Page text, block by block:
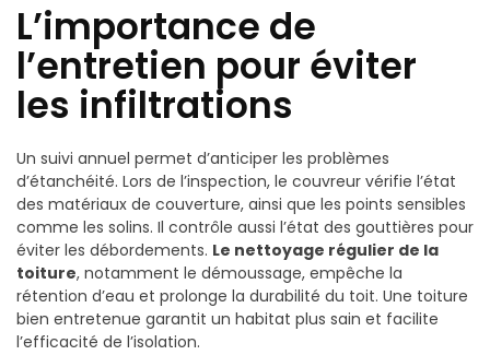
L’importance de
l’entretien pour éviter
les infiltrations
Un suivi annuel permet d’anticiper les problèmes
d’étanchéité. Lors de l’inspection, le couvreur vérifie l’état
des matériaux de couverture, ainsi que les points sensibles
comme les solins. Il contrôle aussi l’état des gouttières pour
éviter les débordements. Le nettoyage régulier de la
toiture, notamment le démoussage, empêche la
rétention d’eau et prolonge la durabilité du toit. Une toiture
bien entretenue garantit un habitat plus sain et facilite
l’efficacité de l’isolation.